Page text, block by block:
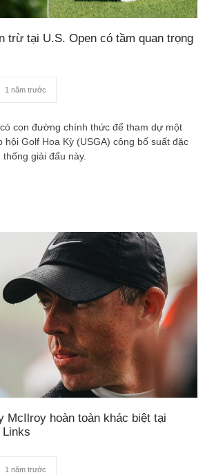
trừ tại U.S. Open có tầm quan trọng
1 năm trước
con đường chính thức để tham dự một
hội Golf Hoa Kỳ (USGA) công bố suất đặc
giải đấu này.
McIlroy hoàn toàn khác biệt tại
Links
1 năm trước